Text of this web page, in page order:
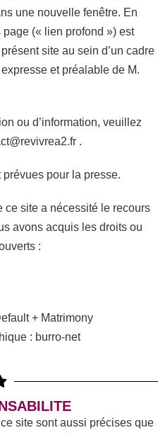
une nouvelle fenêtre. En
(« lien profond ») est
site au sein d’un cadre
et préalable de M.
ou d’information, veuillez
.
pour la presse.
ce site a nécessité le recours
avons acquis les droits ou
:
+ Matrimony
: burro-net
site sont aussi précises que